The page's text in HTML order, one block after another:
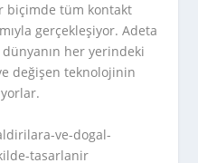
biçimde tüm kontakt
gerçekleşiyor. Adeta
her yerindeki
değişen teknolojinin